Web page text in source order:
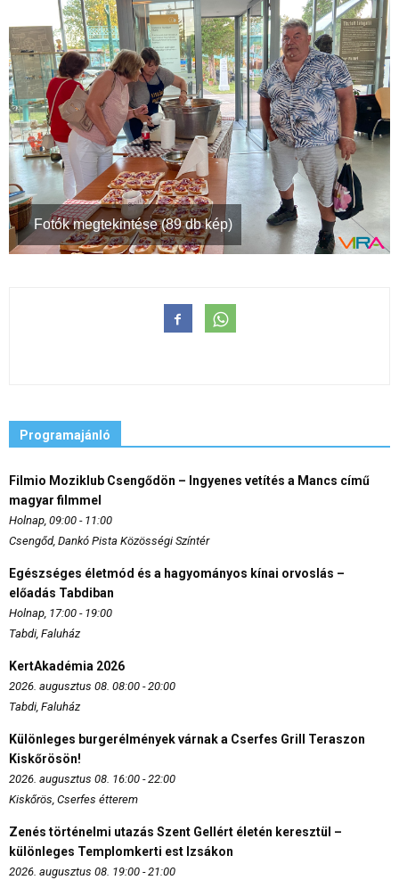
Fotók megtekintése (89 db kép)
Programajánló
Filmio Moziklub Csengődön – Ingyenes vetítés a Mancs című
magyar filmmel
Holnap, 09:00 - 11:00
Csengőd, Dankó Pista Közösségi Színtér
Egészséges életmód és a hagyományos kínai orvoslás –
előadás Tabdiban
Holnap, 17:00 - 19:00
Tabdi, Faluház
KertAkadémia 2026
2026. augusztus 08. 08:00 - 20:00
Tabdi, Faluház
Különleges burgerélmények várnak a Cserfes Grill Teraszon
Kiskőrösön!
2026. augusztus 08. 16:00 - 22:00
Kiskőrös, Cserfes étterem
Zenés történelmi utazás Szent Gellért életén keresztül –
különleges Templomkerti est Izsákon
2026. augusztus 08. 19:00 - 21:00